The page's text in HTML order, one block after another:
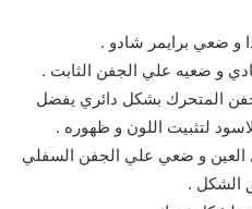
المتحرك بشكل دائري يفضل
لتثبيت اللون و ظهوره .
و ضعي علي الجفن السفلي
الشكل .